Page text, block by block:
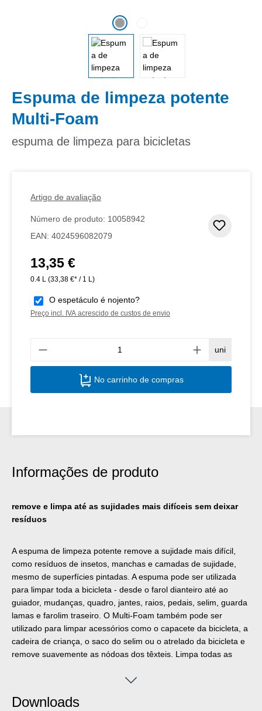
Espuma de limpeza potente
Multi-Foam
espuma de limpeza para bicicletas
Artigo de avaliação
Número de produto: 10058942
EAN: 4024596082079
Preço normal:
13,35 €
0.4 L (33,38 €* / 1 L)
O espetáculo é nojento?
Preço incl. IVA acrescido de custos de envio
uni
No carrinho de compras
Informações de produto
remove e limpa até as sujidades mais difíceis sem deixar
resíduos
A espuma de limpeza potente remove a sujidade mais difícil,
como resíduos de insetos, manchas e camadas de sujidade,
mesmo de superfícies pintadas. A espuma pode ser utilizada
para limpar toda a bicicleta - desde o farol dianteiro até ao
guiador, mudanças, quadro, jantes, raios, pedais, selim, guarda
lamas e farolim traseiro. O Multi-Foam também pode ser
utilizado para limpar acessórios como o capacete da bicicleta, a
cadeira de criança, o saco do selim ou o atrelado da bicicleta e
remove suavemente as nódoas dos têxteis. Limpa todas as
retoca peças de plástico mate e desgastadas pelo tempo. A
bike, bicicleta de montanha, bicicleta de gravilha, bicicleta de
Downloads